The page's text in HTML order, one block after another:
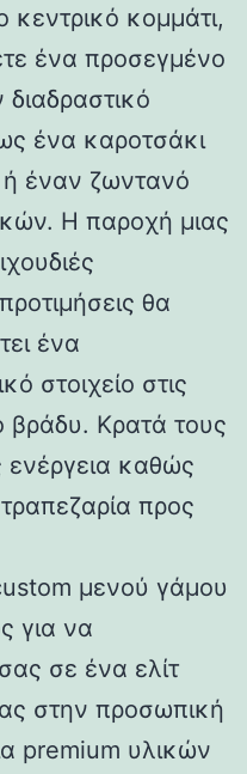
κεντρικό κομμάτι,
ένα προσεγμένο
ένα καροτσάκι
ή έναν ζωντανό
Η παροχή μιας
θα
ένα
στοιχείο στις
βράδυ. Κρατά τους
καθώς
προς
μενού γάμου
για να
σε ένα ελίτ
στην προσωπική
premium υλικών